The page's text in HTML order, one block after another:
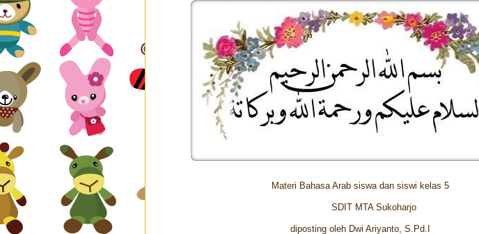
Materi Bahasa Arab siswa dan siswi kelas 5
SDIT MTA Sukoharjo
diposting oleh Dwi Ariyanto, S.Pd.I